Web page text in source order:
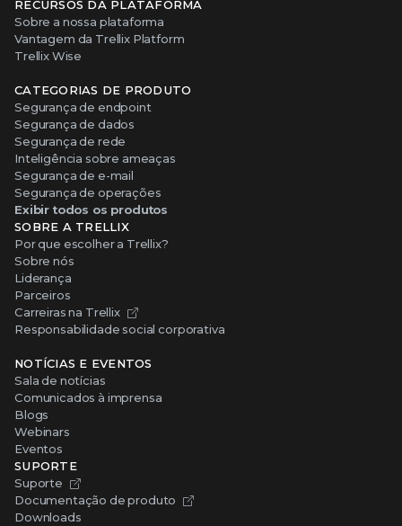
RECURSOS DA PLATAFORMA
Sobre a nossa plataforma
Vantagem da Trellix Platform
Trellix Wise
CATEGORIAS DE PRODUTO
Segurança de endpoint
Segurança de dados
Segurança de rede
Inteligência sobre ameaças
Segurança de e-mail
Segurança de operações
Exibir todos os produtos
SOBRE A TRELLIX
Por que escolher a Trellix?
Sobre nós
Liderança
Parceiros
Carreiras na Trellix
Responsabilidade social corporativa
NOTÍCIAS E EVENTOS
Sala de notícias
Comunicados à imprensa
Blogs
Webinars
Eventos
SUPORTE
Suporte
Documentação de produto
Downloads